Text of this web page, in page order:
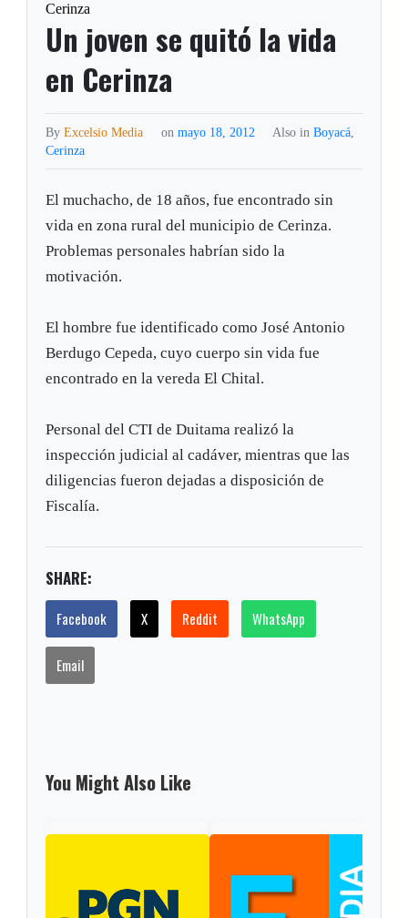
Cerinza
Un joven se quitó la vida
en Cerinza
ByExcelsio Media on mayo 18, 2012 Also in Boyacá,
Cerinza
El muchacho, de 18 años, fue encontrado sin
vida en zona rural del municipio de Cerinza.
Problemas personales habrían sido la
motivación.
El hombre fue identificado como José Antonio
Berdugo Cepeda, cuyo cuerpo sin vida fue
encontrado en la vereda El Chital.
Personal del CTI de Duitama realizó la
inspección judicial al cadáver, mientras que las
diligencias fueron dejadas a disposición de
Fiscalía.
SHARE:
Facebook X Reddit WhatsApp
Email
You Might Also Like